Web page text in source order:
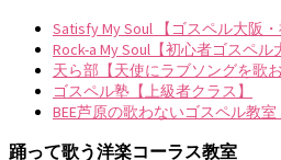
Satisfy My Soul 【ゴスペル大阪・
Rock-a My Soul【初心者ゴスペル
天ら部【天使にラブソングを歌お
ゴスペル塾【上級者クラス】
BEE芦原の歌わないゴスペル教室
踊って歌う洋楽コーラス教室